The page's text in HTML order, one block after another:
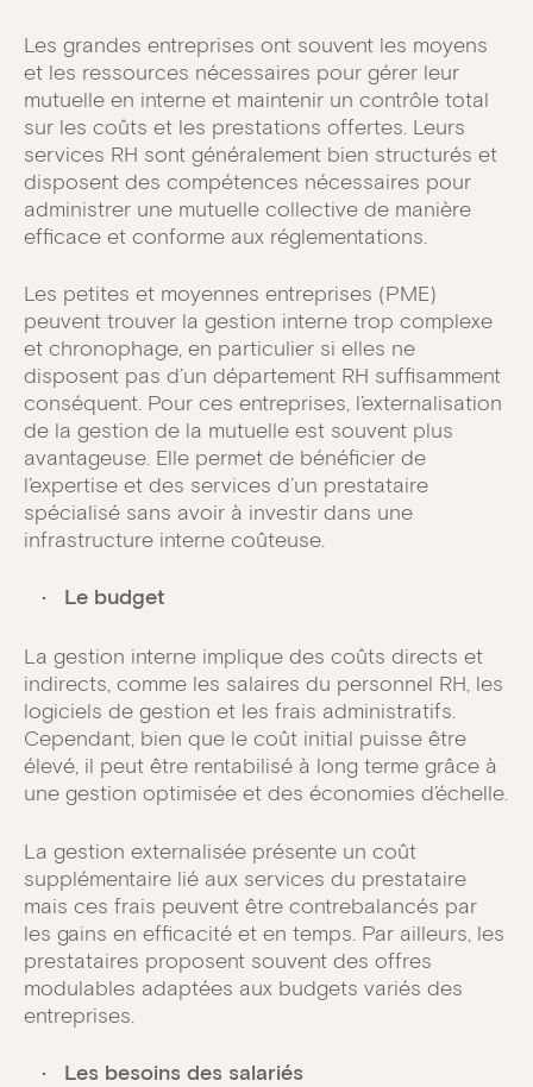
Les grandes entreprises ont souvent les moyens
et les ressources nécessaires pour gérer leur
mutuelle en interne et maintenir un contrôle total
sur les coûts et les prestations offertes. Leurs
services RH sont généralement bien structurés et
disposent des compétences nécessaires pour
administrer une mutuelle collective de manière
efficace et conforme aux réglementations.
Les petites et moyennes entreprises (PME)
peuvent trouver la gestion interne trop complexe
et chronophage, en particulier si elles ne
disposent pas d’un département RH suffisamment
conséquent. Pour ces entreprises, l’externalisation
de la gestion de la mutuelle est souvent plus
avantageuse. Elle permet de bénéficier de
l’expertise et des services d’un prestataire
spécialisé sans avoir à investir dans une
infrastructure interne coûteuse.
Le budget
La gestion interne implique des coûts directs et
indirects, comme les salaires du personnel RH, les
logiciels de gestion et les frais administratifs.
Cependant, bien que le coût initial puisse être
élevé, il peut être rentabilisé à long terme grâce à
une gestion optimisée et des économies d’échelle.
La gestion externalisée présente un coût
supplémentaire lié aux services du prestataire
mais ces frais peuvent être contrebalancés par
les gains en efficacité et en temps. Par ailleurs, les
prestataires proposent souvent des offres
modulables adaptées aux budgets variés des
entreprises.
Les besoins des salariés